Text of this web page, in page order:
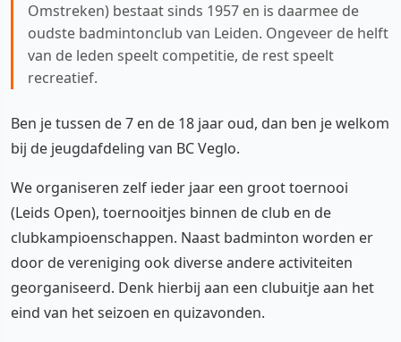
Omstreken) bestaat sinds 1957 en is daarmee de
oudste badmintonclub van Leiden. Ongeveer de helft
van de leden speelt competitie, de rest speelt
recreatief.
Ben je tussen de 7 en de 18 jaar oud, dan ben je welkom
bij de jeugdafdeling van BC Veglo.
We organiseren zelf ieder jaar een groot toernooi
(Leids Open), toernooitjes binnen de club en de
clubkampioenschappen. Naast badminton worden er
door de vereniging ook diverse andere activiteiten
georganiseerd. Denk hierbij aan een clubuitje aan het
eind van het seizoen en quizavonden.